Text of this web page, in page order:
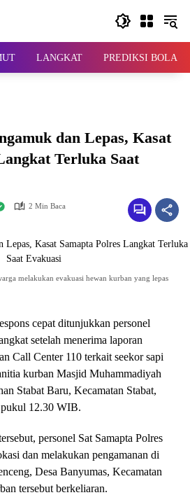
LANGKAT PREDIKSI BOLA
dan Lepas, Kasat
Terluka Saat
2 Min Baca
melakukan evakuasi hewan kurban yang lepas
cepat ditunjukkan personel
setelah menerima laporan
Call Center 110 terkait seekor sapi
kurban Masjid Muhammadiyah
Stabat Baru, Kecamatan Stabat,
12.30 WIB.
personel Sat Samapta Polres
dan melakukan pengamanan di
Desa Banyumas, Kecamatan
tersebut berkeliaran.